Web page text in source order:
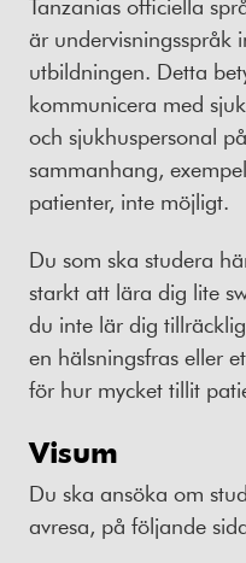
är undervisningsspråk
utbildningen. Detta
kommunicera med
och sjukhuspersonal
sammanhang,
patienter, inte möjligt.
Du som ska studera
starkt att lära dig lite
du inte lär dig
en hälsningsfras eller
för hur mycket tillit
Visum
Du ska ansöka om
avresa, på följande